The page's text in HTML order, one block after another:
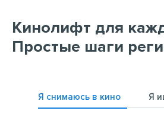
Кинолифт для
Простые шаги
Я снимаюсь в кино Я